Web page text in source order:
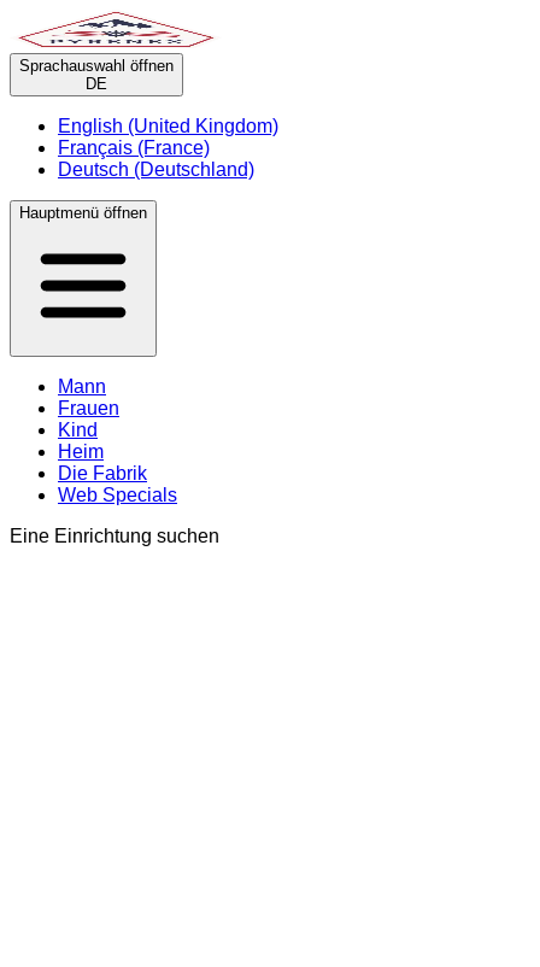
Sprachauswahl öffnen
DE
English (United Kingdom)
Français (France)
Deutsch (Deutschland)
Hauptmenü öffnen
Mann
Frauen
Kind
Heim
Die Fabrik
Web Specials
Eine Einrichtung suchen